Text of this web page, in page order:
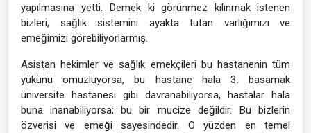
yapılmasına yetti. Demek ki görünmez kılınmak istenen
bizleri, sağlık sistemini ayakta tutan varlığımızı ve
emeğimizi görebiliyorlarmış.
Asistan hekimler ve sağlık emekçileri bu hastanenin tüm
yükünü omuzluyorsa, bu hastane hala 3. basamak
üniversite hastanesi gibi davranabiliyorsa, hastalar hala
buna inanabiliyorsa; bu bir mucize değildir. Bu bizlerin
özverisi ve emeği sayesindedir. O yüzden en temel